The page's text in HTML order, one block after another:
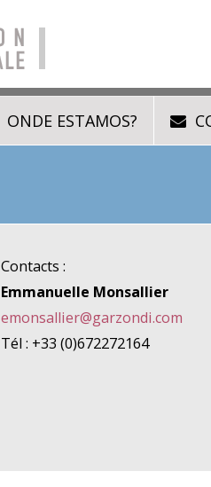
ONDE ESTAMOS?
Contacts :
Emmanuelle Monsallier
emonsallier@garzondi.com
Tél : +33 (0)672272164